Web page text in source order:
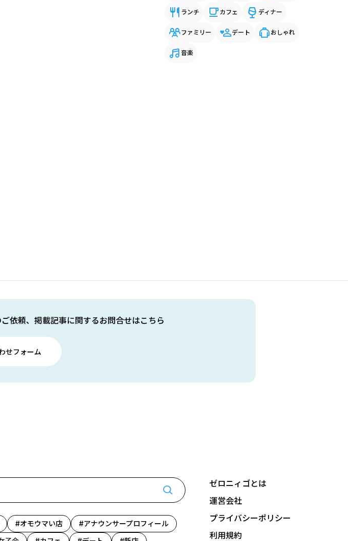
ランチ カフェ ディナー
ファミリー デート おしゃれ
音楽
依頼、掲載記事に関するお問合せはこちら
せフォーム
オモウマい店
アナウンサープロフィール
ゼロニィゴとは
運営会社
プライバシーポリシー
利用規約